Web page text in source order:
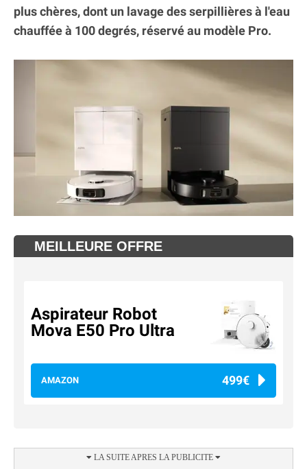
plus chères, dont un lavage des serpillières à l'eau
chauffée à 100 degrés, réservé au modèle Pro.
MEILLEURE OFFRE
Aspirateur Robot
Mova E50 Pro Ultra
AMAZON 499€